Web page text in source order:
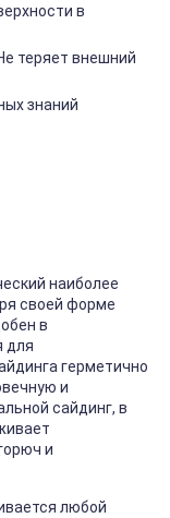
в
теряет внешний
знаний
наиболее
своей форме
в
для
герметично
и
сайдинг, в
и
любой